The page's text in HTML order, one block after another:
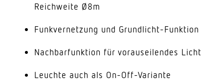
Reichweite Ø8m
Funkvernetzung und Grundlicht-Funktion
Nachbarfunktion für vorauseilendes Licht
Leuchte auch als On-Off-Variante